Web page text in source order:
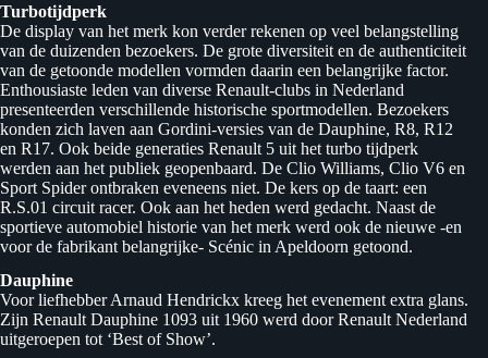
Turbotijdperk
De display van het merk kon verder rekenen op veel belangstelling
van de duizenden bezoekers. De grote diversiteit en de authenticiteit
van de getoonde modellen vormden daarin een belangrijke factor.
Enthousiaste leden van diverse Renault-clubs in Nederland
presenteerden verschillende historische sportmodellen. Bezoekers
konden zich laven aan Gordini-versies van de Dauphine, R8, R12
en R17. Ook beide generaties Renault 5 uit het turbo tijdperk
werden aan het publiek geopenbaard. De Clio Williams, Clio V6 en
Sport Spider ontbraken eveneens niet. De kers op de taart: een
R.S.01 circuit racer. Ook aan het heden werd gedacht. Naast de
sportieve automobiel historie van het merk werd ook de nieuwe -en
voor de fabrikant belangrijke- Scénic in Apeldoorn getoond.
Dauphine
Voor liefhebber Arnaud Hendrickx kreeg het evenement extra glans.
Zijn Renault Dauphine 1093 uit 1960 werd door Renault Nederland
uitgeroepen tot ‘Best of Show’.